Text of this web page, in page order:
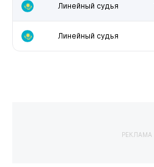
Линейный судья
Линейный судья
РЕКЛАМА